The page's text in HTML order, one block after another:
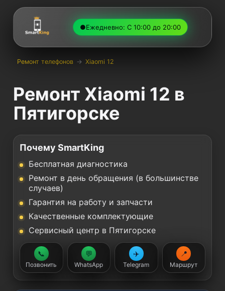
●Ежедневно: С 10:00 до 20:00
Ремонт телефонов → Xiaomi 12
Ремонт Xiaomi 12 в
Пятигорске
Почему SmartKing
Бесплатная диагностика
Ремонт в день обращения (в большинстве
случаев)
Гарантия на работу и запчасти
Качественные комплектующие
Сервисный центр в Пятигорске
📞
Позвонить
💬
WhatsApp
✈️
Telegram
📍
Маршрут